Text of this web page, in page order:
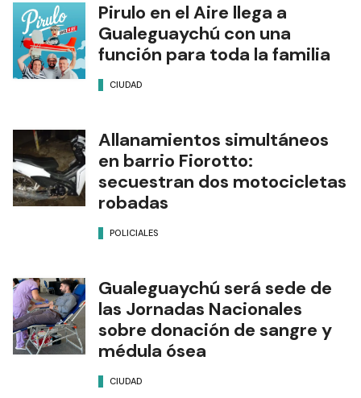
Pirulo en el Aire llega a
Gualeguaychú con una
función para toda la familia
CIUDAD
Allanamientos simultáneos
en barrio Fiorotto:
secuestran dos motocicletas
robadas
POLICIALES
Gualeguaychú será sede de
las Jornadas Nacionales
sobre donación de sangre y
médula ósea
CIUDAD